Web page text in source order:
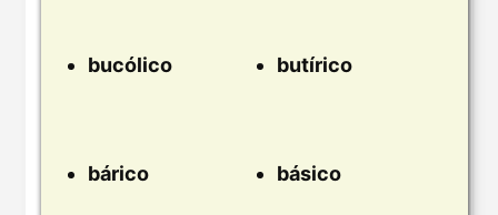
bucólico butírico
bárico básico